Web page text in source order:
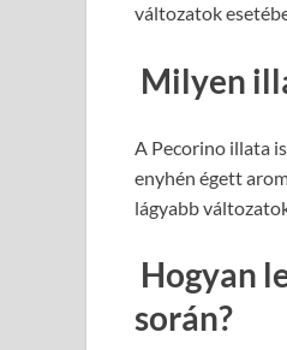
változatok
Milyen
A Pecorino illata
enyhén égett
lágyabb
Hogyan
során?